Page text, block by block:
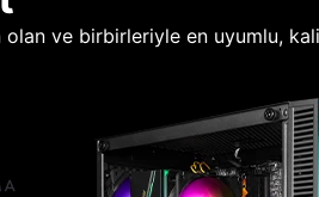
olan ve birbirleriyle en uyumlu,